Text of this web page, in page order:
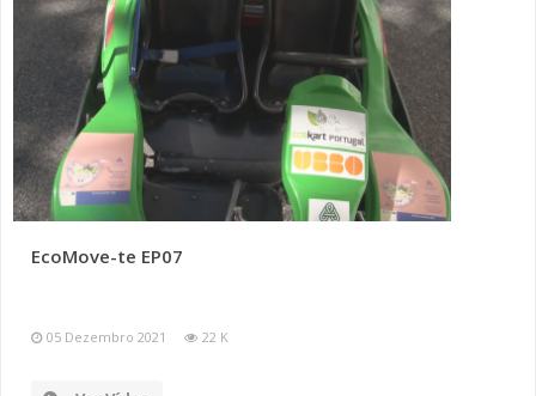
EcoMove-te EP07
05 Dezembro 2021 22 K